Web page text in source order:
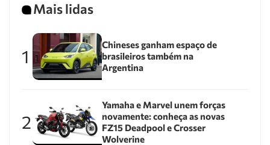
Mais lidas
1
Chineses ganham espaço de
brasileiros também na
Argentina
2
Yamaha e Marvel unem forças
novamente: conheça as novas
FZ15 Deadpool e Crosser
Wolverine